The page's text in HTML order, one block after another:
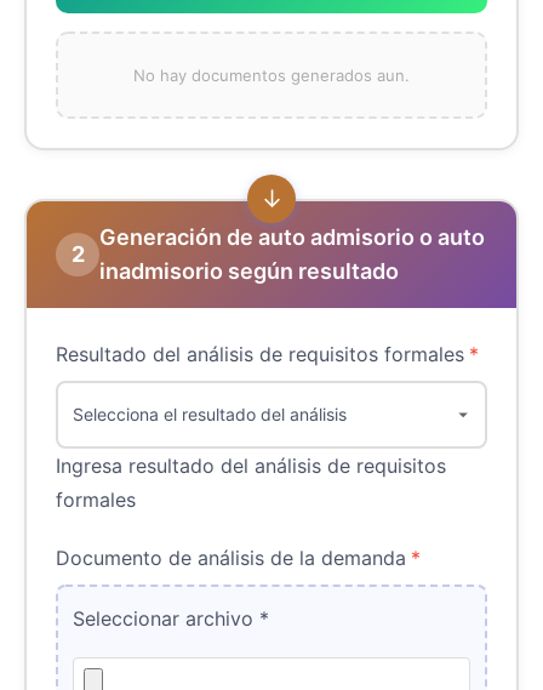
No hay documentos generados aun.
↓
2
Generación de auto admisorio o auto
inadmisorio según resultado
Resultado del análisis de requisitos formales *
Ingresa resultado del análisis de requisitos
formales
Documento de análisis de la demanda *
Seleccionar archivo *